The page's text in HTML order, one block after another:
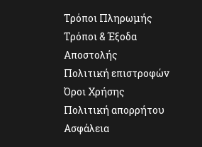
Τρόποι Πληρωμής
Τρόποι & Έξοδα
Αποστολής
Πολιτική επιστροφών
Όροι Χρήσης
Πολιτική απορρήτου
Ασφάλεια